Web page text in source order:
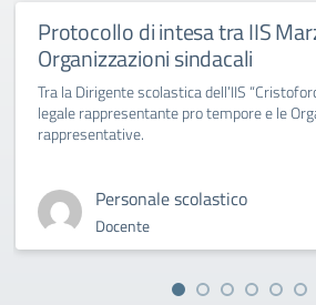
Protocollo di intesa tra IIS
Organizzazioni sindacali
Tra la Dirigente scolastica dell’IIS
legale rappresentante pro tempore e le
rappresentative.
Personale scolastico
Docente